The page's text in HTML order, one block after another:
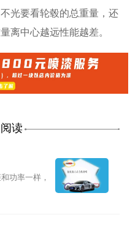
光要看轮毂的总重量，还
离中心越远性能越差。
读
功率一样，